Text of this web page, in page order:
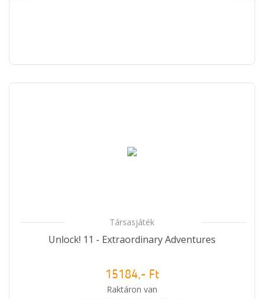
Társasjáték
Unlock! 11 - Extraordinary Adventures
15184,- Ft
Raktáron van